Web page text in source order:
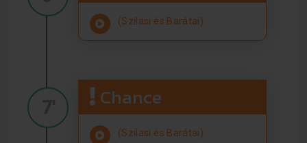
(Szilasi és Barátai)
Chance
(Szilasi és Barátai)